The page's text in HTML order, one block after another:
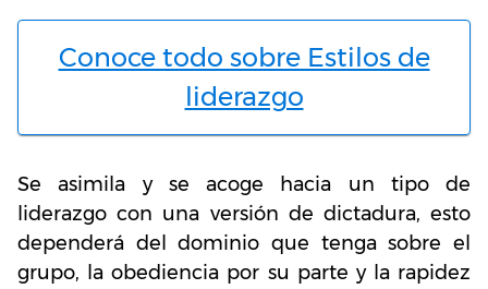
Conoce todo sobre Estilos de
liderazgo
Se asimila y se acoge hacia un tipo de
liderazgo con una versión de dictadura, esto
dependerá del dominio que tenga sobre el
grupo, la obediencia por su parte y la rapidez